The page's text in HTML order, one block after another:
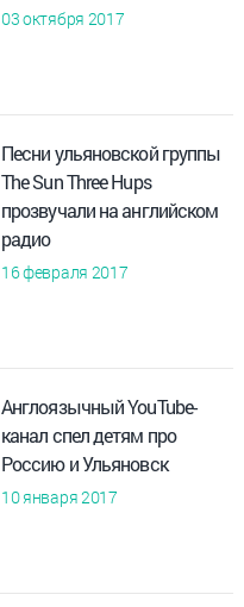
03 октября 2017
Песни ульяновской группы
The Sun Three Hups
прозвучали на английском
радио
16 февраля 2017
Англоязычный YouTube-
канал спел детям про
Россию и Ульяновск
10 января 2017